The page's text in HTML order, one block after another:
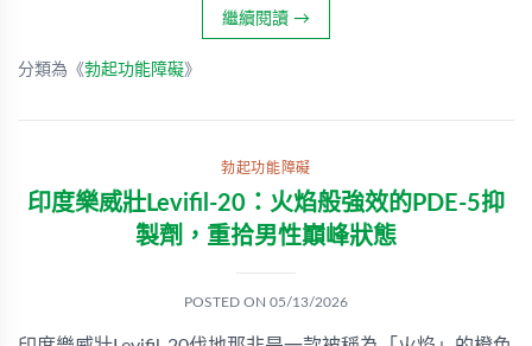
繼續閱讀 →
分類為《勃起功能障礙》
勃起功能障礙
印度樂威壯Levifil-20：火焰般強效的PDE-5抑
製劑，重拾男性巔峰狀態
POSTED ON 05/13/2026